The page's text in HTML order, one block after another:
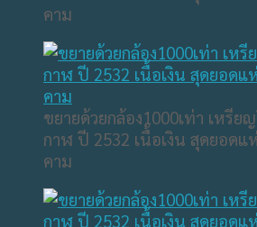
คาม
ขยายด้วยกล้อง1000เท่า เหรี
กาฬ ปี 2532 เนื้อเงิน สุดยอดแ
คาม